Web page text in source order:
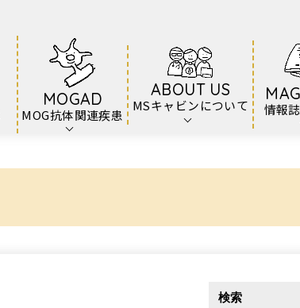
MOGAD
MOG抗体関連疾患
ABOUT US
MSキャビンについて 情報
検索